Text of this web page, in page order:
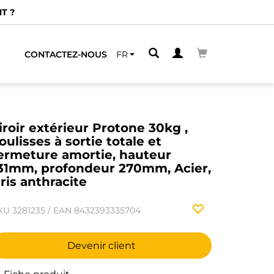
CONTACTEZ-NOUS FR
extérieur Protone 30kg ,
à sortie totale et
amortie, hauteur
profondeur 270mm, Acier,
anthracite
3281235 / EAN 8432393335704
Devenir client